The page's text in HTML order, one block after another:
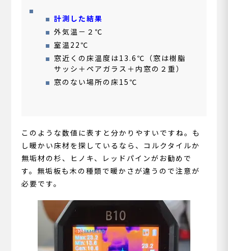
計測した結果
外気温－２℃
室温22℃
窓近くの床温度は13.6℃（窓は樹脂
サッシ＋ペアガラス＋内窓の２重）
窓のない場所の床15℃
このような数値に表すと分かりやすいですね。も
し暖かい床材を探しているなら、コルクタイルか
無垢材の杉、ヒノキ、レッドパインがお勧めで
す。無垢板も木の種類で暖かさが違うので注意が
必要です。